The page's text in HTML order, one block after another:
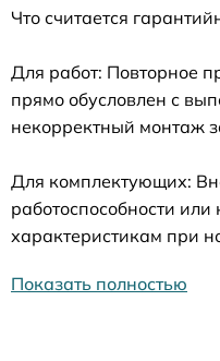
Что считается
Для работ: Повторное
прямо обусловлен с
некорректный монтаж
Для комплектующих:
работоспособности или
характеристикам при
Показать полностью